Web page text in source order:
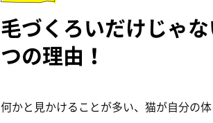
毛づくろいだけじゃ
つの理由！
何かと見かけることが多い、猫が自分の